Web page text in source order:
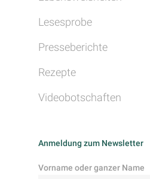
Lesesprobe
Presseberichte
Rezepte
Videobotschaften
Anmeldung zum Newsletter
Vorname oder ganzer Name